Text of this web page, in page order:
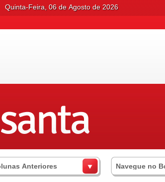
Quinta-Feira, 06 de Agosto de 2026
Anteriores Navegue no